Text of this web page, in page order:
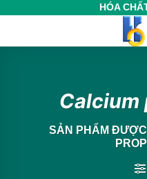
HÓA
Calcium
SẢN PHẨM